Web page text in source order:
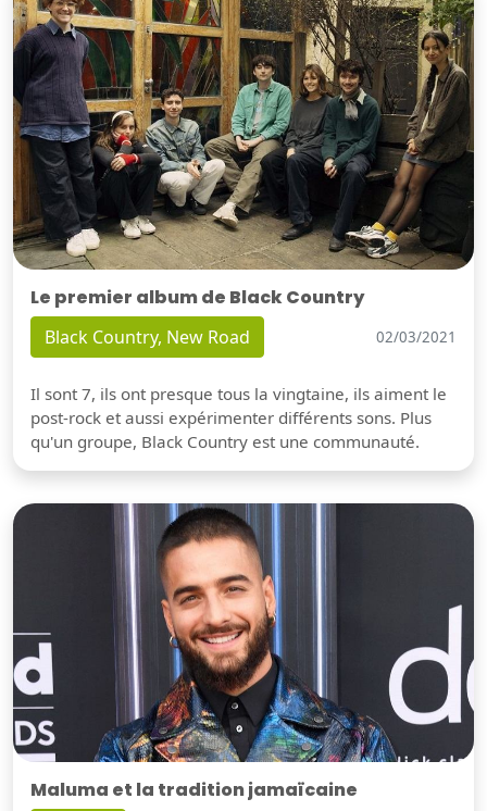
Le premier album de Black Country
Black Country, New Road 02/03/2021
Il sont 7, ils ont presque tous la vingtaine, ils aiment le
post-rock et aussi expérimenter différents sons. Plus
qu'un groupe, Black Country est une communauté.
Maluma et la tradition jamaïcaine